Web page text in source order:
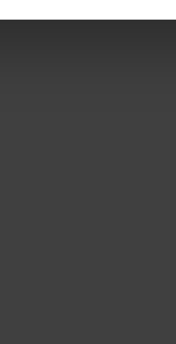
en de pagina '